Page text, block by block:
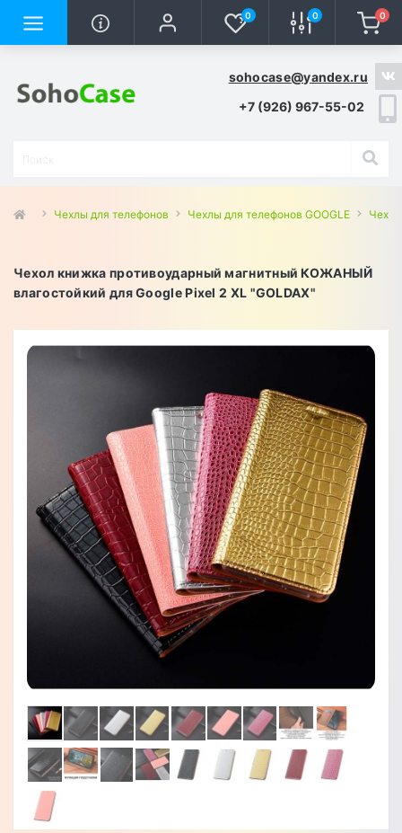
0 0 0
sohocase@yandex.ru
+7 (926) 967-55-02
Чехлы для телефонов Чехлы для телефонов GOOGLE
Чехол книжка противоударный магнитный КОЖАНЫЙ
влагостойкий для Google Pixel 2 XL "GOLDAX"